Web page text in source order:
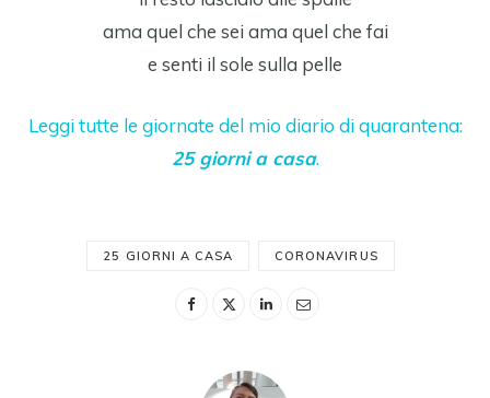
ama quel che sei ama quel che fai
e senti il sole sulla pelle
Leggi tutte le giornate del mio diario di quarantena:
25 giorni a casa.
25 GIORNI A CASA CORONAVIRUS